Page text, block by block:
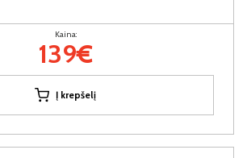
Kaina:
139€
Į krepšelį